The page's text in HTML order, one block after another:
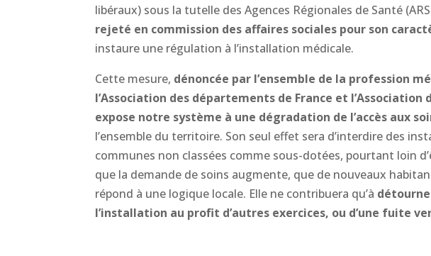
libéraux) sous la tutelle des Agences Régionales de Santé
rejeté en commission des affaires sociales pour son
instaure une régulation à l’installation médicale.
Cette mesure, dénoncée par l’ensemble de la profession
l’Association des départements de France et l’Association
expose notre système à une dégradation de l’accès aux
l’ensemble du territoire. Son seul effet sera d’interdire des
communes non classées comme sous-dotées, pourtant loin
que la demande de soins augmente, que de nouveaux
répond à une logique locale. Elle ne contribuera qu’à
l’installation au profit d’autres exercices, ou d’une fuite